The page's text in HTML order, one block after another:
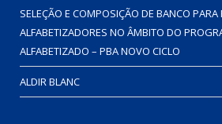
SELEÇÃO E COMPOSIÇÃO DE BANCO PARA
ALFABETIZADORES NO ÂMBITO DO
ALFABETIZADO – PBA NOVO CICLO
ALDIR BLANC